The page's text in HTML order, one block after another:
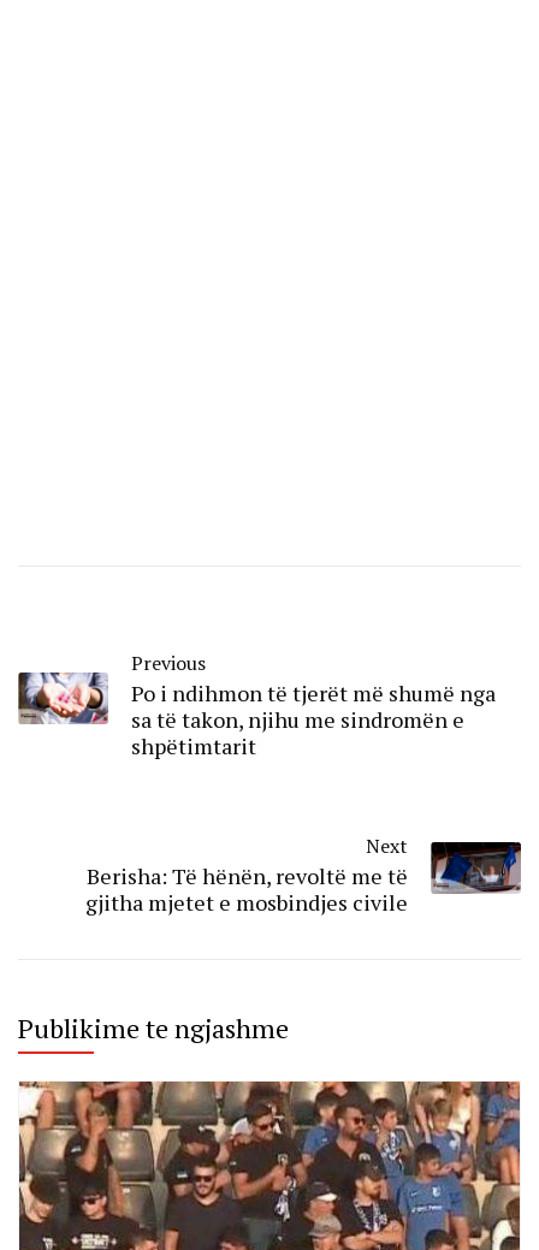
Previous
Po i ndihmon të tjerët më shumë nga
sa të takon, njihu me sindromën e
shpëtimtarit
Next
Berisha: Të hënën, revoltë me të
gjitha mjetet e mosbindjes civile
Publikime te ngjashme